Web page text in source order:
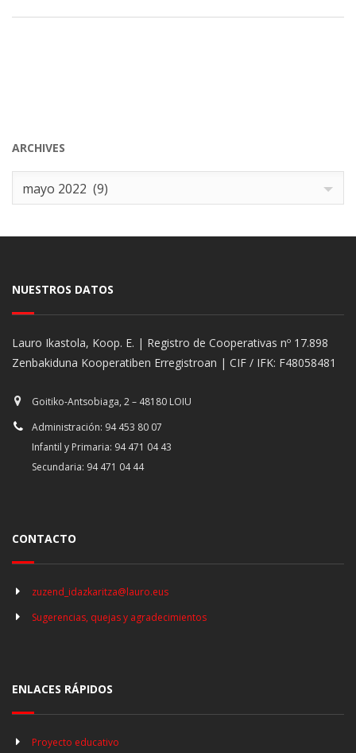
ARCHIVES
Archives
mayo 2022 (9)
NUESTROS DATOS
Lauro Ikastola, Koop. E. | Registro de Cooperativas nº 17.898
Zenbakiduna Kooperatiben Erregistroan | CIF / IFK: F48058481
Goitiko-Antsobiaga, 2 – 48180 LOIU
Administración: 94 453 80 07
Infantil y Primaria: 94 471 04 43
Secundaria: 94 471 04 44
CONTACTO
zuzend_idazkaritza@lauro.eus
Sugerencias, quejas y agradecimientos
ENLACES RÁPIDOS
Proyecto educativo